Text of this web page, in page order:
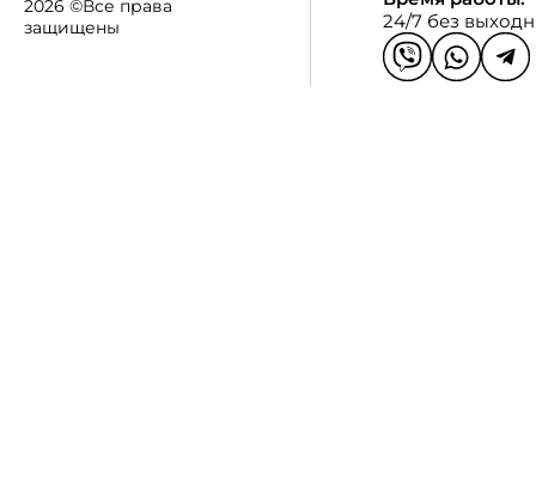
2026 ©Все права
защищены
24/7 без